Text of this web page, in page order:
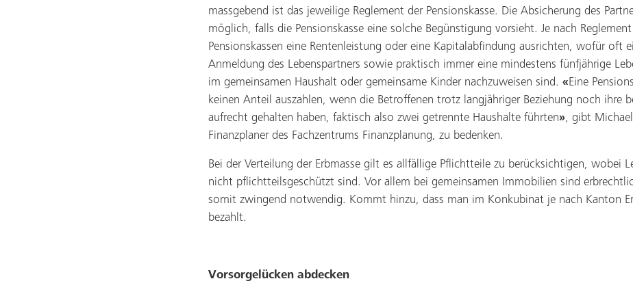
massgebend ist das jeweilige Reglement der Pensionskasse. Die Absicherung des
möglich, falls die Pensionskasse eine solche Begünstigung vorsieht. Je nach
Pensionskassen eine Rentenleistung oder eine Kapitalabfindung ausrichten, wofür oft
Anmeldung des Lebenspartners sowie praktisch immer eine mindestens fünfjährige
im gemeinsamen Haushalt oder gemeinsame Kinder nachzuweisen sind. «Eine
keinen Anteil auszahlen, wenn die Betroffenen trotz langjähriger Beziehung noch ihre
aufrecht gehalten haben, faktisch also zwei getrennte Haushalte führten», gibt
Finanzplaner des Fachzentrums Finanzplanung, zu bedenken.
Bei der Verteilung der Erbmasse gilt es allfällige Pflichtteile zu berücksichtigen, wobei
nicht pflichtteilsgeschützt sind. Vor allem bei gemeinsamen Immobilien sind
somit zwingend notwendig. Kommt hinzu, dass man im Konkubinat je nach Kanton
bezahlt.
Vorsorgelücken abdecken